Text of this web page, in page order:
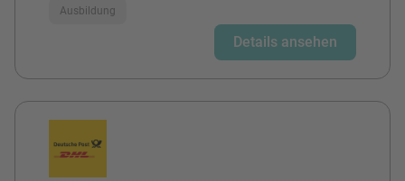
Ausbildung
Details ansehen